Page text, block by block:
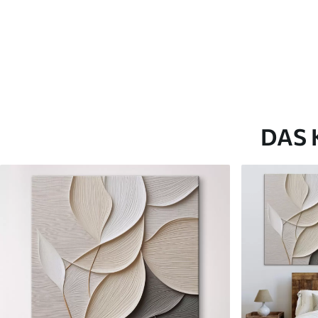
✓ Lebendige, satte Farben
✓
Sichere, geruchlose Tinten
✗ Leinwandähnliche Oberfläche
✗Umweltfreundlich
Künstliche
Lebendige, satte
Sichere, geruchlose
Leinwandähnliche
Umweltfreundlich
DAS